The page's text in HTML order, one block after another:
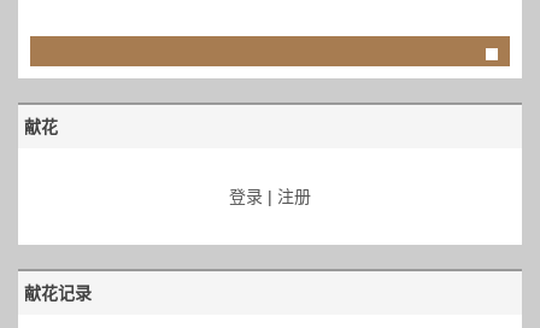
献花
登录 | 注册
献花记录